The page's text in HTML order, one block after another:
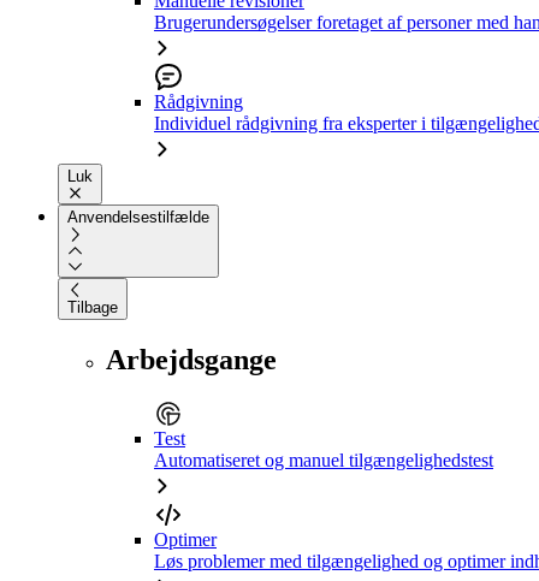
Brugerundersøgelser foretaget af personer med
Rådgivning
Individuel rådgivning fra eksperter i
Luk
Anvendelsestilfælde
Tilbage
Arbejdsgange
Test
Automatiseret og manuel tilgængelighedstest
Optimer
Løs problemer med tilgængelighed og optimer